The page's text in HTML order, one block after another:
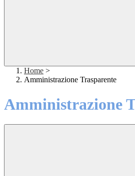
Home >
Amministrazione Trasparente
Amministrazione